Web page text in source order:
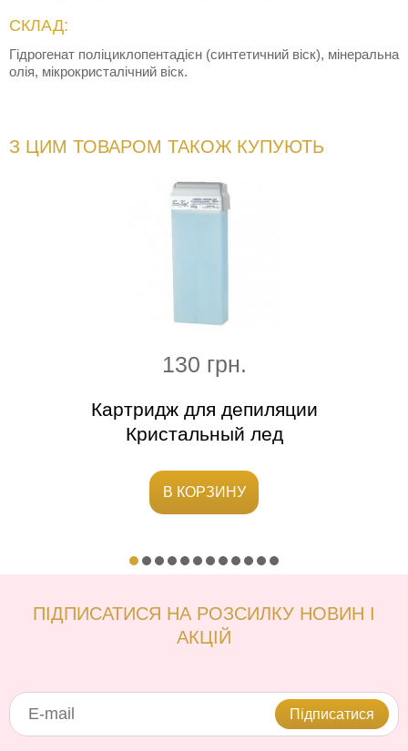
СКЛАД:
Гідрогенат поліциклопентадієн (синтетичний віск), мінеральна
олія, мікрокристалічний віск.
З ЦИМ ТОВАРОМ ТАКОЖ КУПУЮТЬ
130 грн.
Картридж для депиляции
Кристальный лед
В КОРЗИНУ
ПІДПИСАТИСЯ НА РОЗСИЛКУ НОВИН І
АКЦІЙ
Підписатися